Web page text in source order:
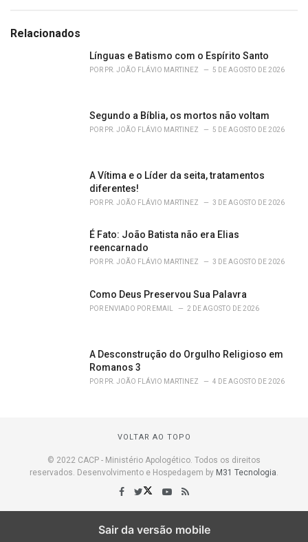
eRelacionados
Línguas e Batismo com o Espírito Santo
POR PR. JOÃO FLÁVIO MARTINEZ 5 DE AGOSTO DE 2026
Segundo a Bíblia, os mortos não voltam
POR PR. JOÃO FLÁVIO MARTINEZ 5 DE AGOSTO DE 2026
A Vítima e o Líder da seita, tratamentos
diferentes!
POR PR. JOÃO FLÁVIO MARTINEZ 3 DE AGOSTO DE 2026
É Fato: João Batista não era Elias
reencarnado
POR PR. JOÃO FLÁVIO MARTINEZ 3 DE AGOSTO DE 2026
Como Deus Preservou Sua Palavra
POR ENVIADO POR EMAIL 2 DE AGOSTO DE 2026
A Desconstrução do Orgulho Religioso em
Romanos 3
POR PR. JOÃO FLÁVIO MARTINEZ 4 DE AGOSTO DE 2026
VOLTAR AO TOPO
© 2022 CACP - Ministério Apologético. Todos os direitos
reservados. Desenvolvimento e Hospedagem by M31 Tecnologia.
Sair da versão mobile